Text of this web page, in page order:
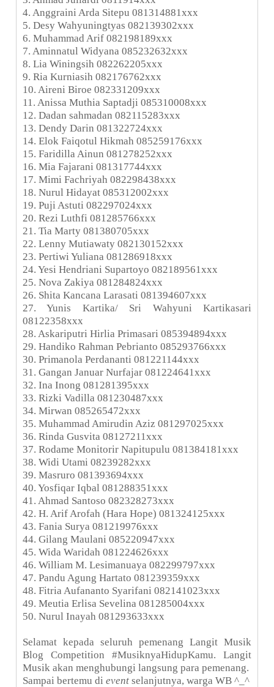
4. Anggraini Arda Sitepu 081314881xxx
5. Desy Wahyuningtyas 082139302xxx
6. Muhammad Arif 082198189xxx
7. Aminnatul Widyana 085232632xxx
8. Lia Winingsih 082262205xxx
9. Ria Kurniasih 082176762xxx
10. Aireni Biroe 082331209xxx
11. Anissa Muthia Saptadji 085310008xxx
12. Dadan sahmadan 082115283xxx
13. Dendy Darin 081322724xxx
14. Elok Faiqotul Hikmah 085259176xxx
15. Faridilla Ainun 081278252xxx
16. Mia Fajarani 081317744xxx
17. Mimi Fachriyah 082298438xxx
18. Nurul Hidayat 085312002xxx
19. Puji Astuti 082297024xxx
20. Rezi Luthfi 081285766xxx
21. Tia Marty 081380705xxx
22. Lenny Mutiawaty 082130152xxx
23. Pertiwi Yuliana 081286918xxx
24. Yesi Hendriani Supartoyo 082189561xxx
25. Nova Zakiya 081284824xxx
26. Shita Kancana Larasati 081394607xxx
27. Yunis Kartika/ Sri Wahyuni Kartikasari
08122358xxx
28. Askariputri Hirlia Primasari 085394894xxx
29. Handiko Rahman Pebrianto 085293766xxx
30. Primanola Perdananti 081221144xxx
31. Gangan Januar Nurfajar 081224641xxx
32. Ina Inong 081281395xxx
33. Rizki Vadilla 081230487xxx
34. Mirwan 085265472xxx
35. Muhammad Amirudin Aziz 081297025xxx
36. Rinda Gusvita 08127211xxx
37. Rodame Monitorir Napitupulu 081384181xxx
38. Widi Utami 08239282xxx
39. Masruro 081393694xxx
40. Yosfiqar Iqbal 081288351xxx
41. Ahmad Santoso 082328273xxx
42. H. Arif Arofah (Hara Hope) 081324125xxx
43. Fania Surya 081219976xxx
44. Gilang Maulani 085220947xxx
45. Wida Waridah 081224626xxx
46. William M. Lesimanuaya 082299797xxx
47. Pandu Agung Hartato 081239359xxx
48. Fitria Aufananto Syarifani 082141023xxx
49. Meutia Erlisa Sevelina 081285004xxx
50. Nurul Inayah 081293633xxx
Selamat kepada seluruh pemenang Langit Musik
Blog Competition #MusiknyaHidupKamu. Langit
Musik akan menghubungi langsung para pemenang.
Sampai bertemu di event selanjutnya, warga WB ^_^